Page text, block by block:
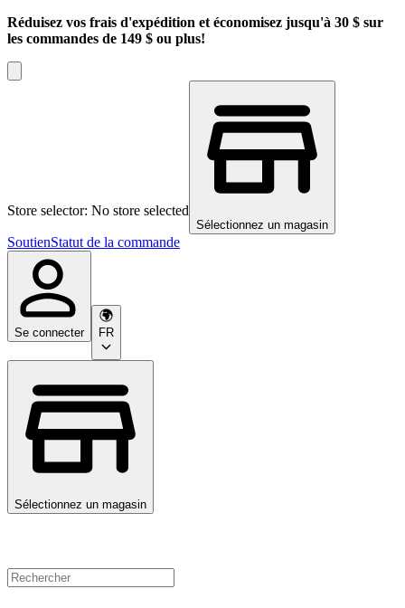
Réduisez vos frais d'expédition et économisez jusqu'à 30 $ sur
les commandes de 149 $ ou plus!
Store selector: No store selected
Sélectionnez un magasin
SoutienStatut de la commande
Se connecter FR
Sélectionnez un magasin